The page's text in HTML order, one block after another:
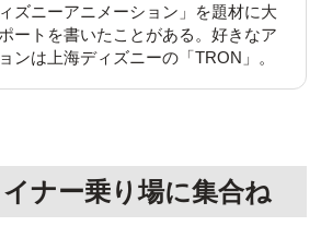
ィズニーアニメーション」を題材に大
ートを書いたことがある。好きなア
ンは上海ディズニーの「TRON」。
ナー乗り場に集合ね